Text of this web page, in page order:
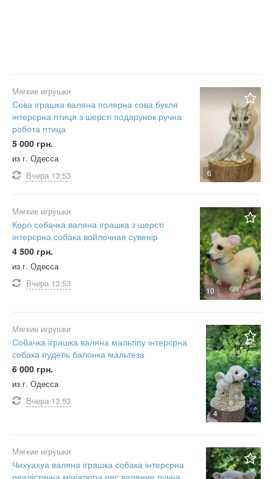
6
Мягкие игрушки
Сова іграшка валяна полярна сова букля
інтерєрна птиця з шерсті подарунок ручна
робота птица
5 000 грн.
из г. Одесса
Вчера 13:53
10
Мягкие игрушки
Коргі собачка валяна іграшка з шерсті
інтерєрна собака войлочная сувенір
4 500 грн.
из г. Одесса
Вчера 13:53
4
Мягкие игрушки
Собачка іграшка валяна мальтіпу інтерєрна
собака пудель балонка мальтеза
6 000 грн.
из г. Одесса
Вчера 13:53
Мягкие игрушки
Чихуахуа валяна іграшка собака інтерєрна